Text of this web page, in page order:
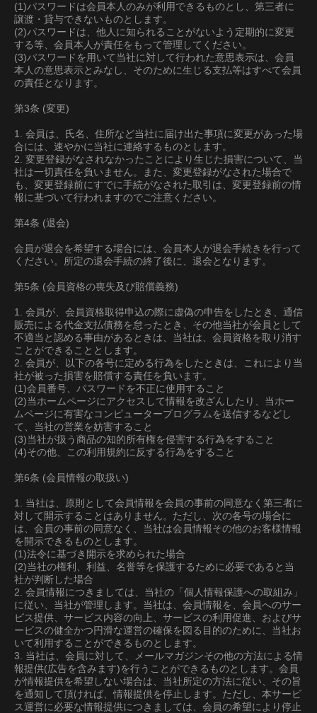
(1)パスワードは会員本人のみが利用できるものとし、第三者に
譲渡・貸与できないものとします。
(2)パスワードは、他人に知られることがないよう定期的に変更
する等、会員本人が責任をもって管理してください。
(3)パスワードを用いて当社に対して行われた意思表示は、会員
本人の意思表示とみなし、そのために生じる支払等はすべて会員
の責任となります。
第3条 (変更)
1. 会員は、氏名、住所など当社に届け出た事項に変更があった場
合には、速やかに当社に連絡するものとします。
2. 変更登録がなされなかったことにより生じた損害について、当
社は一切責任を負いません。また、変更登録がなされた場合で
も、変更登録前にすでに手続がなされた取引は、変更登録前の情
報に基づいて行われますのでご注意ください。
第4条 (退会)
会員が退会を希望する場合には、会員本人が退会手続きを行って
ください。所定の退会手続の終了後に、退会となります。
第5条 (会員資格の喪失及び賠償義務)
1. 会員が、会員資格取得申込の際に虚偽の申告をしたとき、通信
販売による代金支払債務を怠ったとき、その他当社が会員として
不適当と認める事由があるときは、当社は、会員資格を取り消す
ことができることとします。
2. 会員が、以下の各号に定める行為をしたときは、これにより当
社が被った損害を賠償する責任を負います。
(1)会員番号、パスワードを不正に使用すること
(2)当ホームページにアクセスして情報を改ざんしたり、当ホー
ムページに有害なコンピュータープログラムを送信するなどし
て、当社の営業を妨害すること
(3)当社が扱う商品の知的所有権を侵害する行為をすること
(4)その他、この利用規約に反する行為をすること
第6条 (会員情報の取扱い)
1. 当社は、原則として会員情報を会員の事前の同意なく第三者に
対して開示することはありません。ただし、次の各号の場合に
は、会員の事前の同意なく、当社は会員情報その他のお客様情報
を開示できるものとします。
(1)法令に基づき開示を求められた場合
(2)当社の権利、利益、名誉等を保護するために必要であると当
社が判断した場合
2. 会員情報につきましては、当社の「個人情報保護への取組み」
に従い、当社が管理します。当社は、会員情報を、会員へのサー
ビス提供、サービス内容の向上、サービスの利用促進、およびサ
ービスの健全かつ円滑な運営の確保を図る目的のために、当社お
いて利用することができるものとします。
3. 当社は、会員に対して、メールマガジンその他の方法による情
報提供(広告を含みます)を行うことができるものとします。会員
が情報提供を希望しない場合は、当社所定の方法に従い、その旨
を通知して頂ければ、情報提供を停止します。ただし、本サービ
ス運営に必要な情報提供につきましては、会員の希望により停止